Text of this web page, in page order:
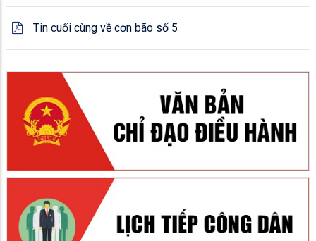
Tin cuối cùng về cơn bão số 5